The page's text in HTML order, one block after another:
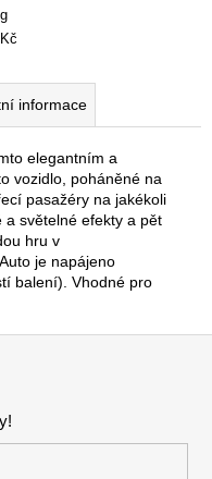
informace
elegantním a
vozidlo, poháněné na
pasažéry na jakékoli
a světelné efekty a pět
hru v
je napájeno
balení). Vhodné pro